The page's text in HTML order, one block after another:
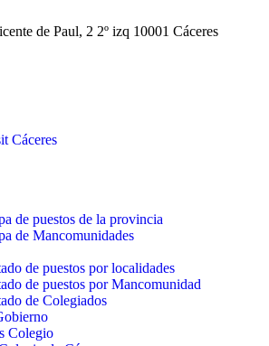
de Paul, 2 2º izq 10001 Cáceres
de puestos de la provincia
de Mancomunidades
de puestos por localidades
de puestos por Mancomunidad
de Colegiados
Colegio